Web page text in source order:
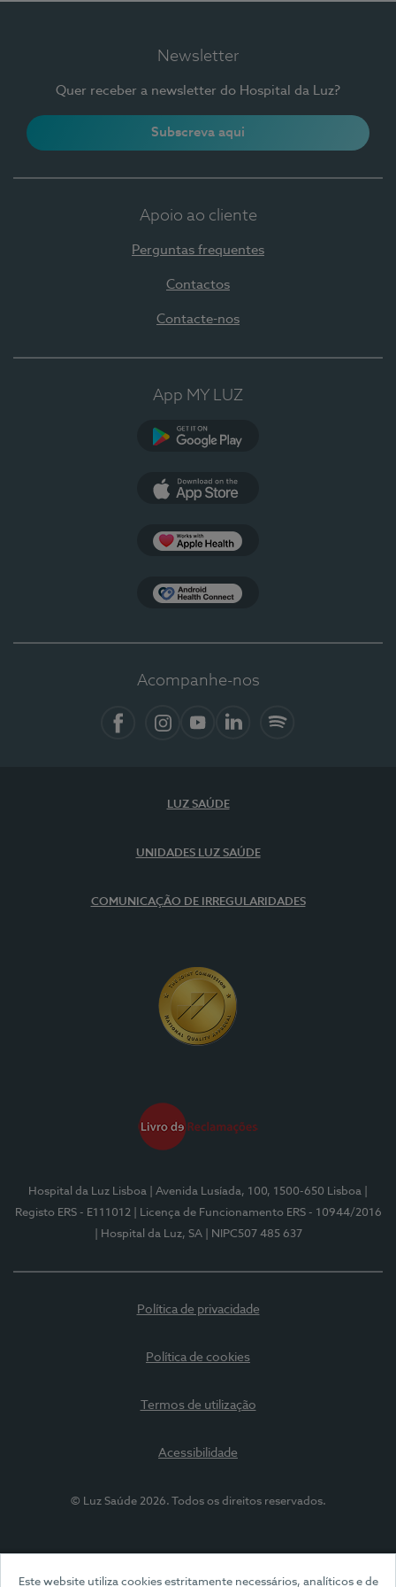
Este website utiliza cookies estritamente necessários, analíticos e de
Newsletter
Quer receber a newsletter do Hospital da Luz?
Subscreva aqui
Apoio ao cliente
Perguntas frequentes
Contactos
Contacte-nos
App MY LUZ
Acompanhe-nos
LUZ SAÚDE
UNIDADES LUZ SAÚDE
COMUNICAÇÃO DE IRREGULARIDADES
Hospital da Luz Lisboa | Avenida Lusíada, 100, 1500-650 Lisboa
Registo ERS - E111012
| Licença de Funcionamento ERS - 10944/2016
| Hospital da Luz, SA
| NIPC507 485 637
Política de privacidade
Política de cookies
Termos de utilização
Acessibilidade
© Luz Saúde 2026. Todos os direitos reservados.